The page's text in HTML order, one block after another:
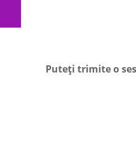
Puteți trimite o